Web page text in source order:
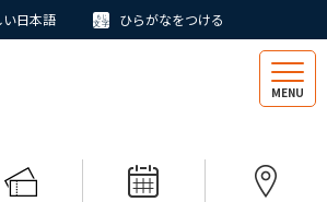
い日本語 ひらがなをつける
MENU